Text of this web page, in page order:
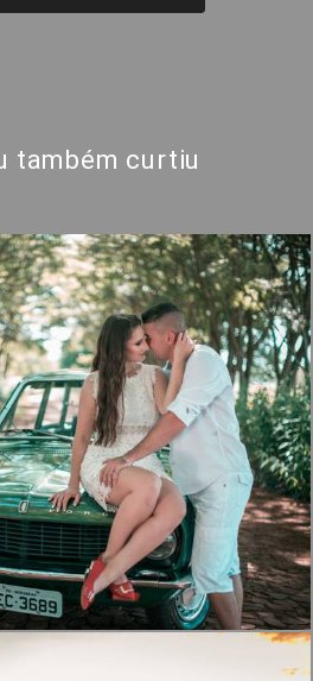
também curtiu
1547 1